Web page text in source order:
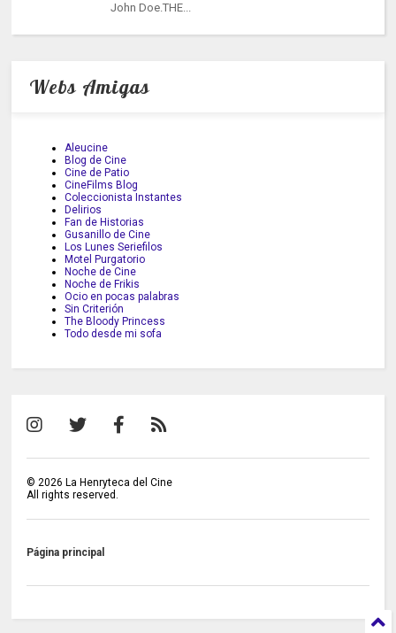
John Doe.THE...
Webs Amigas
Aleucine
Blog de Cine
Cine de Patio
CineFilms Blog
Coleccionista Instantes
Delirios
Fan de Historias
Gusanillo de Cine
Los Lunes Seriefilos
Motel Purgatorio
Noche de Cine
Noche de Frikis
Ocio en pocas palabras
Sin Criterión
The Bloody Princess
Todo desde mi sofa
©2026 La Henryteca del Cine
All rights reserved.
Página principal